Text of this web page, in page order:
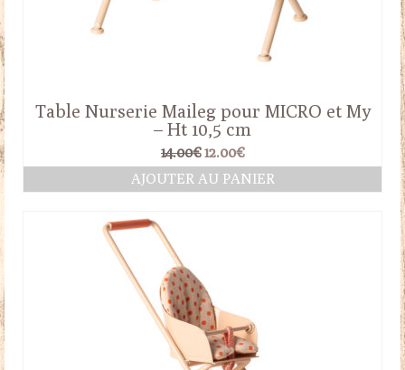
Table Nurserie Maileg pour MICRO et My
– Ht 10,5 cm
14.00€ Le
prix
initial
12.00€Le
prix
actuel
AJOUTER AU PANIER